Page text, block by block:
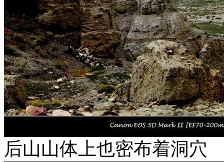
后山山体上也密布着洞穴